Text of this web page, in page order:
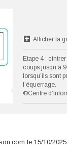
Afficher la
Etape 4 :
coups jusqu’à
lorsqu’ils sont
l’équerrage.
©Centre
le 15/10/2025